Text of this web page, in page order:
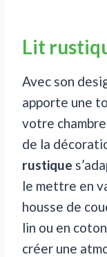
Lit
Avec son
apporte une
votre
de la
rustique
le mettre en
housse de
lin ou en
créer une